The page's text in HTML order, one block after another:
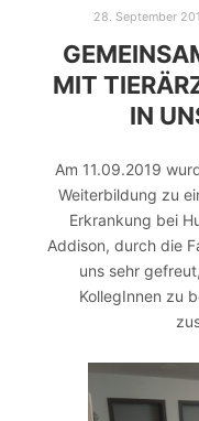
28. September
MIT
IN
Am 11.09.2019
Weiterbildung zu
Erkrankung bei
Addison, durch die
uns sehr
KollegInnen zu